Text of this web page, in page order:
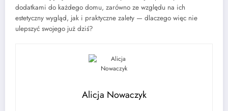
dodatkami do każdego domu, zarówno ze względu na ich
estetyczny wygląd, jak i praktyczne zalety — dlaczego więc nie
ulepszyć swojego już dziś?
Alicja Nowaczyk